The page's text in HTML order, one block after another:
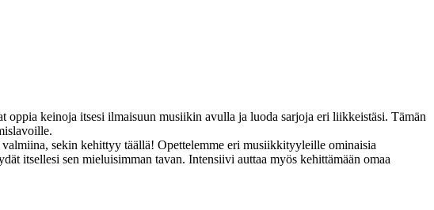
oppia keinoja itsesi ilmaisuun musiikin avulla ja luoda sarjoja eri liikkeistäsi. Tämän
sekin kehittyy täällä! Opettelemme eri musiikkityyleille ominaisia
itsellesi sen mieluisimman tavan. Intensiivi auttaa myös kehittämään omaa